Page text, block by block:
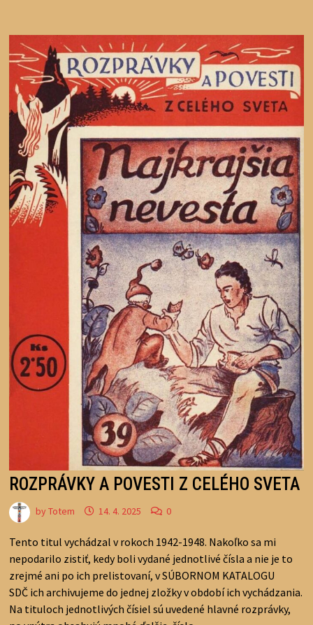
ROZPRÁVKY A POVESTI Z CELÉHO SVETA
byTotem 14. 4. 2025 0
Tento titul vychádzal v rokoch 1942-1948. Nakoľko sa mi
nepodarilo zistiť, kedy boli vydané jednotlivé čísla a nie je to
zrejmé ani po ich prelistovaní, v SÚBORNOM KATALOGU
SDČ ich archivujeme do jednej zložky v období ich vychádzania.
Na tituloch jednotlivých čísiel sú uvedené hlavné rozprávky,